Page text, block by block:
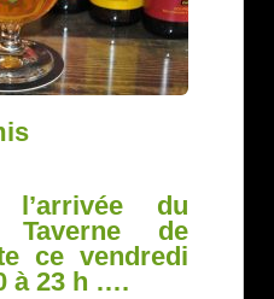
du
de
ce vendredi
à 23 h ….